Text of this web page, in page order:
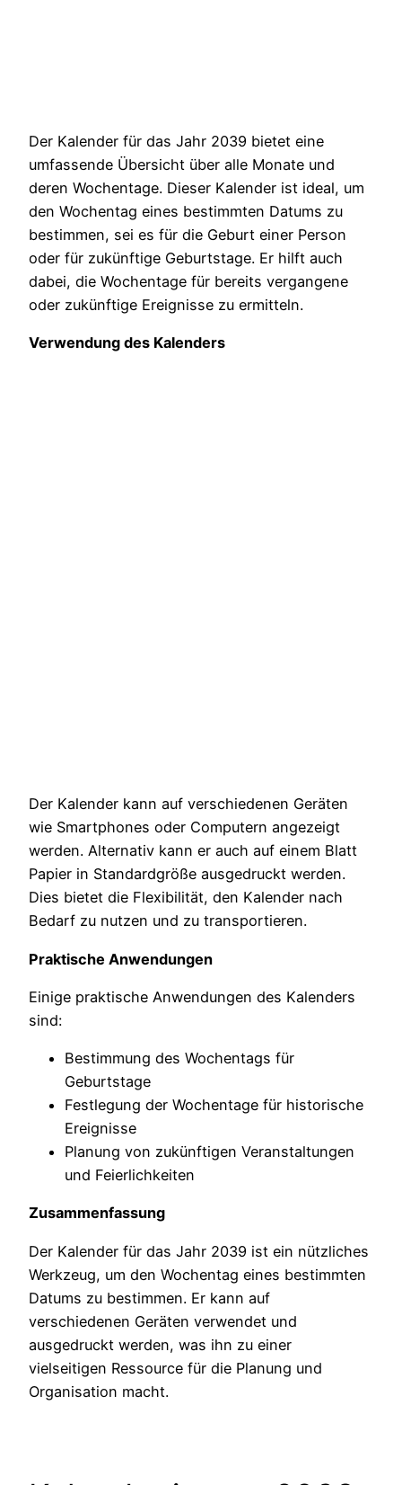
Der Kalender für das Jahr 2039 bietet eine
umfassende Übersicht über alle Monate und
deren Wochentage. Dieser Kalender ist ideal, um
den Wochentag eines bestimmten Datums zu
bestimmen, sei es für die Geburt einer Person
oder für zukünftige Geburtstage. Er hilft auch
dabei, die Wochentage für bereits vergangene
oder zukünftige Ereignisse zu ermitteln.
Verwendung des Kalenders
Der Kalender kann auf verschiedenen Geräten
wie Smartphones oder Computern angezeigt
werden. Alternativ kann er auch auf einem Blatt
Papier in Standardgröße ausgedruckt werden.
Dies bietet die Flexibilität, den Kalender nach
Bedarf zu nutzen und zu transportieren.
Praktische Anwendungen
Einige praktische Anwendungen des Kalenders
sind:
Bestimmung des Wochentags für
Geburtstage
Festlegung der Wochentage für historische
Ereignisse
Planung von zukünftigen Veranstaltungen
und Feierlichkeiten
Zusammenfassung
Der Kalender für das Jahr 2039 ist ein nützliches
Werkzeug, um den Wochentag eines bestimmten
Datums zu bestimmen. Er kann auf
verschiedenen Geräten verwendet und
ausgedruckt werden, was ihn zu einer
vielseitigen Ressource für die Planung und
Organisation macht.